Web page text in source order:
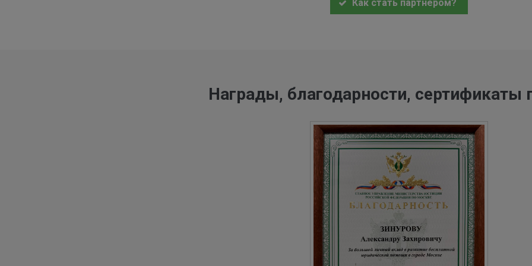
Как стать партнером?
Награды, благодарности, сертификаты